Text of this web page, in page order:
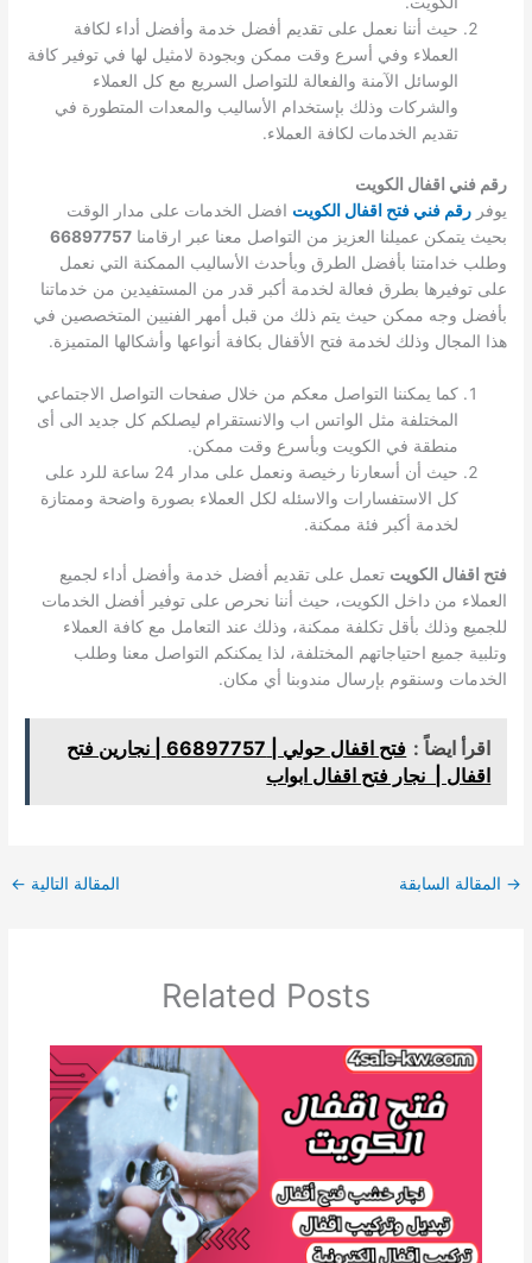
حيث أننا نعمل على تقديم أفضل خدمة وأفضل أداء لكافة
العملاء وفي أسرع وقت ممكن وبجودة لامثيل لها في توفير كافة
الوسائل الآمنة والفعالة للتواصل السريع مع كل العملاء
والشركات وذلك بإستخدام الأساليب والمعدات المتطورة في
تقديم الخدمات لكافة العملاء.
رقم فني اقفال الكويت
يوفررقم فني فتح اقفال الكويت افضل الخدمات على مدار الوقت
بحيث يتمكن عميلنا العزيز من التواصل معنا عبر ارقامنا66897757
وطلب خدامتنا بأفضل الطرق وبأحدث الأساليب الممكنة التي نعمل
على توفيرها بطرق فعالة لخدمة أكبر قدر من المستفيدين من خدماتنا
بأفضل وجه ممكن حيث يتم ذلك من قبل أمهر الفنيين المتخصصين في
هذا المجال وذلك لخدمة فتح الأقفال بكافة أنواعها وأشكالها المتميزة.
كما يمكننا التواصل معكم من خلال صفحات التواصل الاجتماعي
المختلفة مثل الواتس اب والانستقرام ليصلكم كل جديد الى أى
منطقة في الكويت وبأسرع وقت ممكن.
حيث أن أسعارنا رخيصة ونعمل على مدار 24 ساعة للرد على
كل الاستفسارات والاسئله لكل العملاء بصورة واضحة وممتازة
لخدمة أكبر فئة ممكنة.
فتح اقفال الكويت تعمل على تقديم أفضل خدمة وأفضل أداء لجميع
العملاء من داخل الكويت، حيث أننا نحرص على توفير أفضل الخدمات
للجميع وذلك بأقل تكلفة ممكنة، وذلك عند التعامل مع كافة العملاء
وتلبية جميع احتياجاتهم المختلفة، لذا يمكنكم التواصل معنا وطلب
الخدمات وسنقوم بإرسال مندوبنا أي مكان.
اقرأ ايضاً :
فتح اقفال حولي | 66897757 | نجارين فتح
اقفال | نجار فتح اقفال ابواب
→ المقالة السابقة المقالة التالية ←
Related Posts